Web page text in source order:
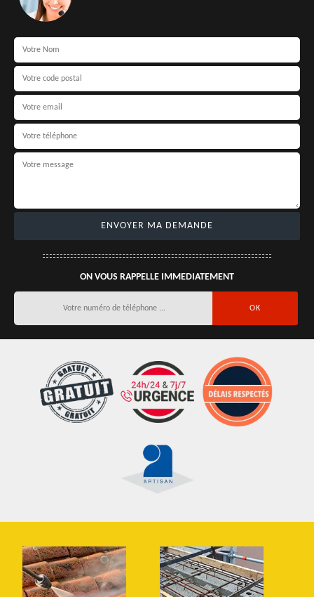
ON VOUS RAPPELLE IMMEDIATEMENT